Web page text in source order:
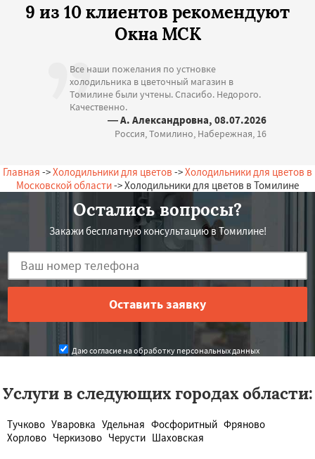
9 из 10 клиентов рекомендуют
Окна МСК
Все наши пожелания по устновке
холодильника в цветочный магазин в
Томилине были учтены. Спасибо. Недорого.
Качественно.
— А. Александровна, 08.07.2026
Россия, Томилино, Набережная, 16
Главная ->Холодильники для цветов ->Холодильники для цветов в
Московской области-> Холодильники для цветов в Томилине
Остались вопросы?
Закажи бесплатную консультацию в Томилине!
Даю согласие на обработку персональных данных
Услуги в следующих городах области:
Тучково Уваровка Удельная Фосфоритный Фряново
Хорлово Черкизово Черусти Шаховская